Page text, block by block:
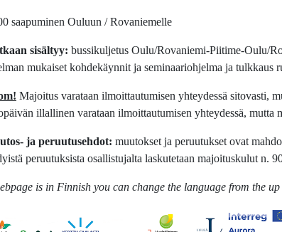
saapuminen Ouluun / Rovaniemelle
sisältyy: bussikuljetus Oulu/Rovaniemi-Piitime-Oulu/
mukaiset kohdekäynnit ja seminaariohjelma ja tulkkaus
Majoitus varataan ilmoittautumisen yhteydessä sitovasti,
illallinen varataan ilmoittautumisen yhteydessä, mutta
ja peruutusehdot: muutokset ja peruutukset ovat
peruutuksista osallistujalta laskutetaan majoituskulut n.
is in Finnish you can change the language from the